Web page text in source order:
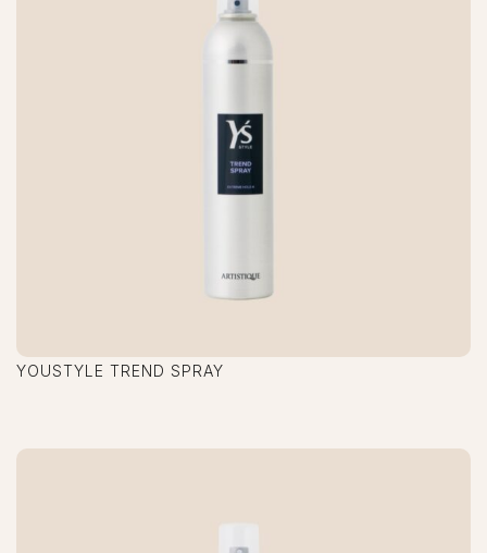
YOUSTYLE TREND SPRAY